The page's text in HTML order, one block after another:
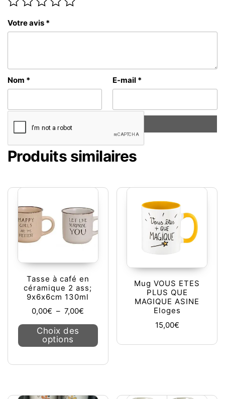
Votre avis *
Nom * E-mail *
Produits similaires
Tasse à café en
céramique 2 ass;
9x6x6cm 130ml
0,00€ – 7,00€ Plage de prix : 0,00€ à 7,00€
Choix des
options
Ce produit a plusieurs variations.
Mug VOUS ETES
PLUS QUE
MAGIQUE ASINE
Eloges
15,00€